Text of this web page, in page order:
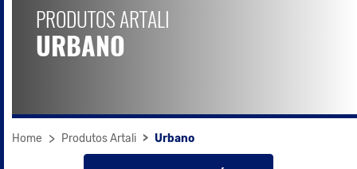
PRODUTOS ARTALI
URBANO
Home Produtos Artali Urbano